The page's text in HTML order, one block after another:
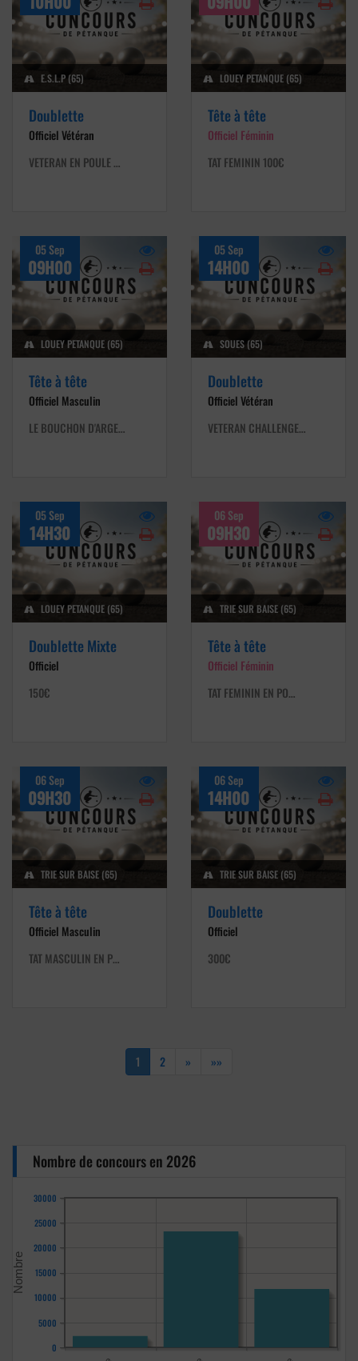
E.S.L.P (65)
Doublette
Officiel Vétéran
VETERAN EN POULE …
LOUEY PETANQUE (65)
Tête à tête
Officiel Féminin
TAT FEMININ 100€
05 Sep
09H00
LOUEY PETANQUE (65)
Tête à tête
Officiel Masculin
LE BOUCHON D'ARGE…
05 Sep
14H00
SOUES (65)
Doublette
Officiel Vétéran
VETERAN CHALLENGE…
05 Sep
14H30
LOUEY PETANQUE (65)
Doublette Mixte
Officiel
150€
06 Sep
09H30
TRIE SUR BAISE (65)
Tête à tête
Officiel Féminin
TAT FEMININ EN PO…
06 Sep
09H30
TRIE SUR BAISE (65)
Tête à tête
Officiel Masculin
TAT MASCULIN EN P…
06 Sep
14H00
TRIE SUR BAISE (65)
Doublette
Officiel
300€
1 2 » »»
Nombre de concours en 2026
0
5000
10000
15000
20000
25000
30000